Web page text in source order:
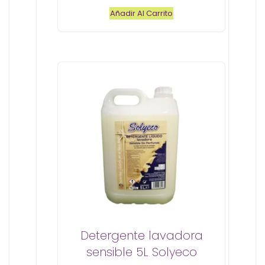
e
5
Añadir Al Carrito
Detergente lavadora
sensible 5L Solyeco